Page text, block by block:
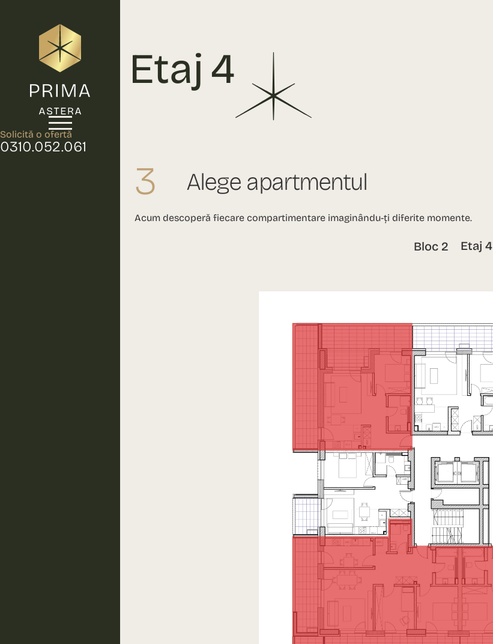
Solicită o ofertă
0310.052.061
Etaj 4
3 Alege apartmentul
Acum descoperă fiecare compartimentare imaginându-ți diferite momente.
Bloc 2 Etaj 4